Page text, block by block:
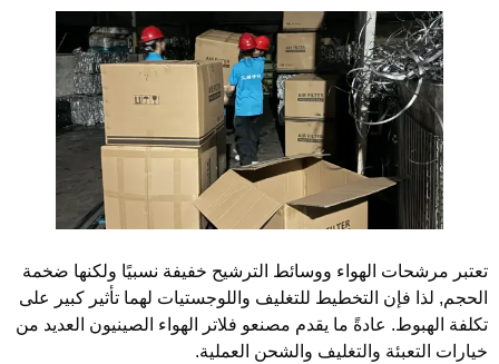
مرشحات الهواء ووسائط الترشيح خفيفة نسبيًا ولكنها ضخمة
لذا فإن التخطيط للتغليف واللوجستيات لهما تأثير كبير على
الهبوط. عادةً ما يقدم مصنعو فلاتر الهواء الصينيون العديد من
التعبئة والتغليف والشحن العملية.